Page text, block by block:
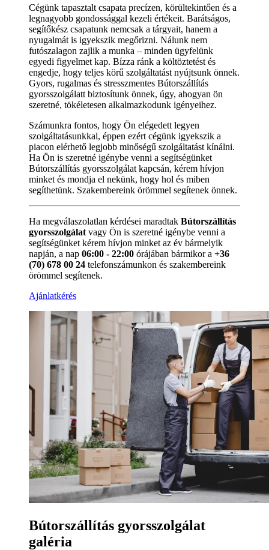
Cégünk tapasztalt csapata precízen, körültekintően és a
legnagyobb gondossággal kezeli értékeit. Barátságos,
segítőkész csapatunk nemcsak a tárgyait, hanem a
nyugalmát is igyekszik megőrizni. Nálunk nem
futószalagon zajlik a munka – minden ügyfelünk
egyedi figyelmet kap. Bízza ránk a költöztetést és
engedje, hogy teljes körű szolgáltatást nyújtsunk önnek.
Gyors, rugalmas és stresszmentes Bútorszállítás
gyorsszolgálatt biztosítunk önnek, úgy, ahogyan ön
szeretné, tökéletesen alkalmazkodunk igényeihez.
Számunkra fontos, hogy Ön elégedett legyen
szolgáltatásunkkal, éppen ezért cégünk igyekszik a
piacon elérhető legjobb minőségű szolgáltatást kínálni.
Ha Ön is szeretné igénybe venni a segítségünket
Bútorszállítás gyorsszolgálat kapcsán, kérem hívjon
minket és mondja el nekünk, hogy hol és miben
segíthetünk. Szakembereink örömmel segítenek önnek.
Ha megválaszolatlan kérdései maradtak Bútorszállítás
gyorsszolgálat vagy Ön is szeretné igénybe venni a
segítségünket kérem hívjon minket az év bármelyik
napján, a nap 06:00 - 22:00 órájában bármikor a +36
(70) 678 00 24 telefonszámunkon és szakembereink
örömmel segítenek.
Ajánlatkérés
Bútorszállítás gyorsszolgálat
galéria